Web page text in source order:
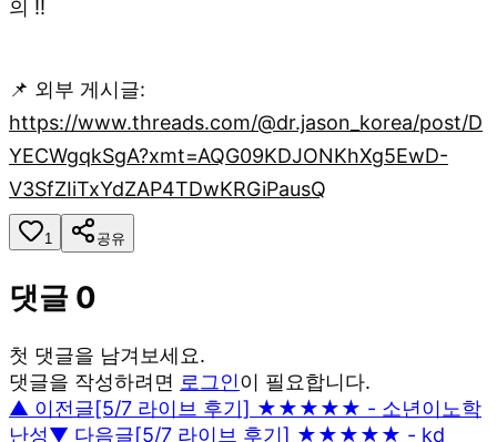
의 !!
📌 외부 게시글:
https://www.threads.com/@dr.jason_korea/post/D
YECWgqkSgA?xmt=AQG09KDJONKhXg5EwD-
V3SfZIiTxYdZAP4TDwKRGiPausQ
1 공유
댓글 0
첫 댓글을 남겨보세요.
댓글을 작성하려면 로그인이 필요합니다.
▲ 이전글[5/7 라이브 후기] ★★★★★ - 소년이노학
난성▼ 다음글[5/7 라이브 후기] ★★★★★ - kd